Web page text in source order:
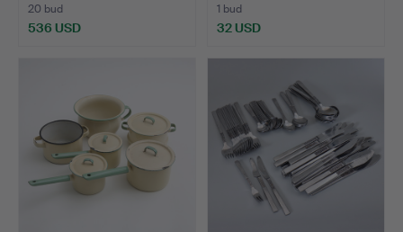
20 bud
536 USD
1 bud
32 USD